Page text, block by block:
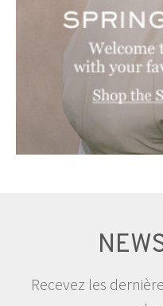
Recevez les